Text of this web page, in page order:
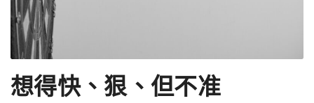
想得快、狠、但不准